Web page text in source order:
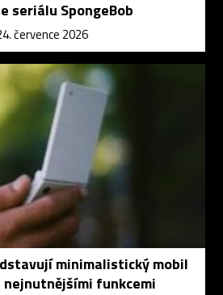
seriálu SpongeBob
července 2026
minimalistický mobil
funkcemi